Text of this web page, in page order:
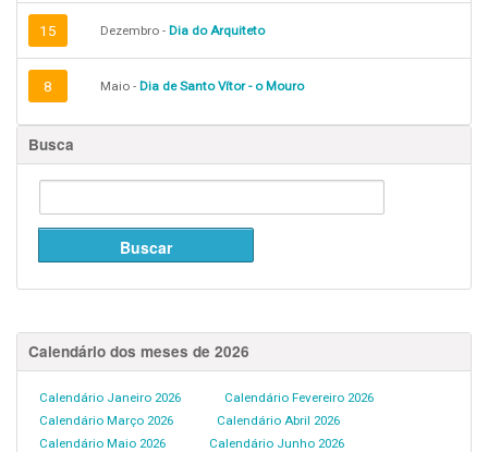
15 Dezembro - Dia do Arquiteto
8 Maio - Dia de Santo Vítor - o Mouro
Busca
Calendário dos meses de 2026
Calendário Janeiro 2026
Calendário Fevereiro 2026
Calendário Março 2026
Calendário Abril 2026
Calendário Maio 2026
Calendário Junho 2026